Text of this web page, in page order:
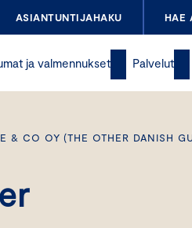
ASIANTUNTIJAHAKU HAE
ja valmennukset Palvelut
& CO OY (THE OTHER DANISH